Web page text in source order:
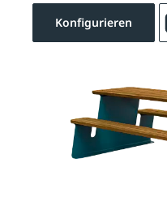
Konfigurieren